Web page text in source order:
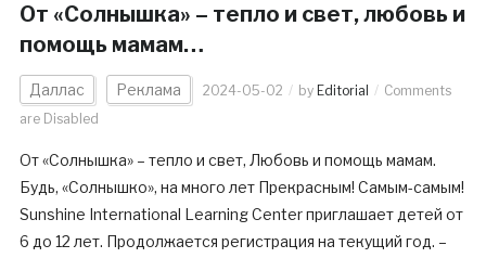
От «Солнышка» – тепло и свет, любовь и
помощь мамам…
Даллас Реклама 2024-05-02 by Editorial
Comments
are Disabled
От «Солнышка» – тепло и свет, Любовь и помощь мамам.
Будь, «Солнышко», на много лет Прекрасным! Самым-самым!
Sunshine International Learning Center приглашает детей от
6 до 12 лет. Продолжается регистрация на текущий год. –